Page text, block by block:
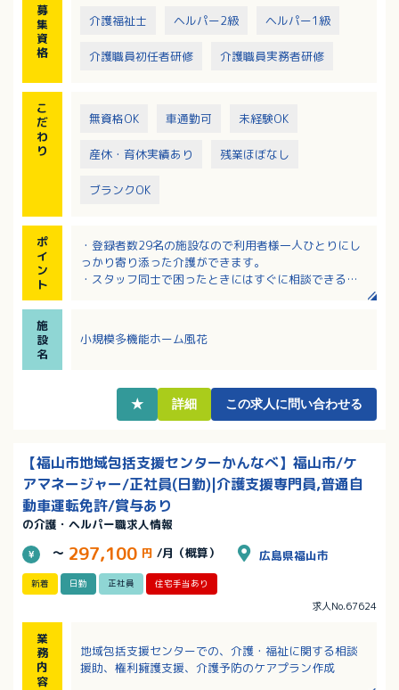
募
集
資
格
介護福祉士 ヘルパー2級 ヘルパー1級
介護職員初任者研修 介護職員実務者研修
こ
だ
わ
り
無資格OK 車通勤可 未経験OK
産休・育休実績あり 残業ほぼなし
ブランクOK
ポ
イ
ン
ト
・登録者数29名の施設なので利用者様一人ひとりにし
っかり寄り添った介護ができます。
・スタッフ同士で困ったときにはすぐに相談できる環
す。
・残業ほぼ無し！シフト制の月9日休みで年間休日107
施
設
名
小規模多機能ホーム風花
★ 詳細 この求人に問い合わせる
【福山市地域包括支援センターかんなべ】福山市/ケ
アマネージャー/正社員(日勤)|介護支援専門員,普通自
動車運転免許/賞与あり
の介護・ヘルパー職求人情報
～ 297,100 円 /月（概算） 広島県福山市
新着 日勤 正社員 住宅手当あり
求人No.67624
業
務
内
容
地域包括支援センターでの、介護・福祉に関する相談
援助、権利擁護支援、介護予防のケアプラン作成